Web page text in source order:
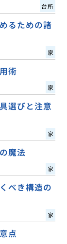
台所
るための諸
家
術
家
選びと注意
家
魔法
家
べき構造の
家
点